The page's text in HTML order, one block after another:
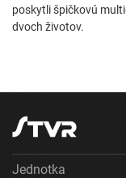
poskytli špičkovú
dvoch životov.
Jednotka